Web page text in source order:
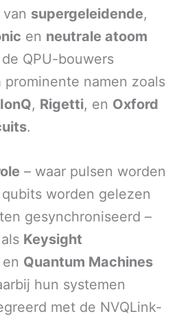
supergeleidende,
en neutrale atoom
QPU-bouwers
namen zoals
IonQ, Rigetti, en Oxford
.
– waar pulsen worden
worden gelezen
gesynchroniseerd –
Keysight
en Quantum Machines
hun systemen
met de NVQLink-